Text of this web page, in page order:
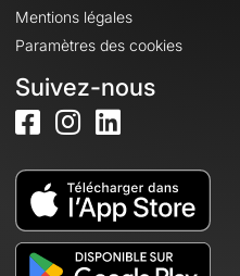
Mentions légales
Paramètres des cookies
Suivez-nous